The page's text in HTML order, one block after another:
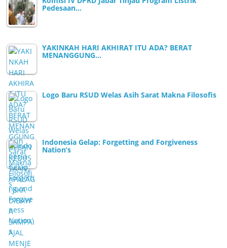
Pedesaan…
YAKINKAH HARI AKHIRAT ITU ADA? BERAT
MENANGGUNG…
Logo Baru RSUD Welas Asih Sarat Makna Filosofis
Indonesia Gelap: Forgetting and Forgiveness
Nation’s